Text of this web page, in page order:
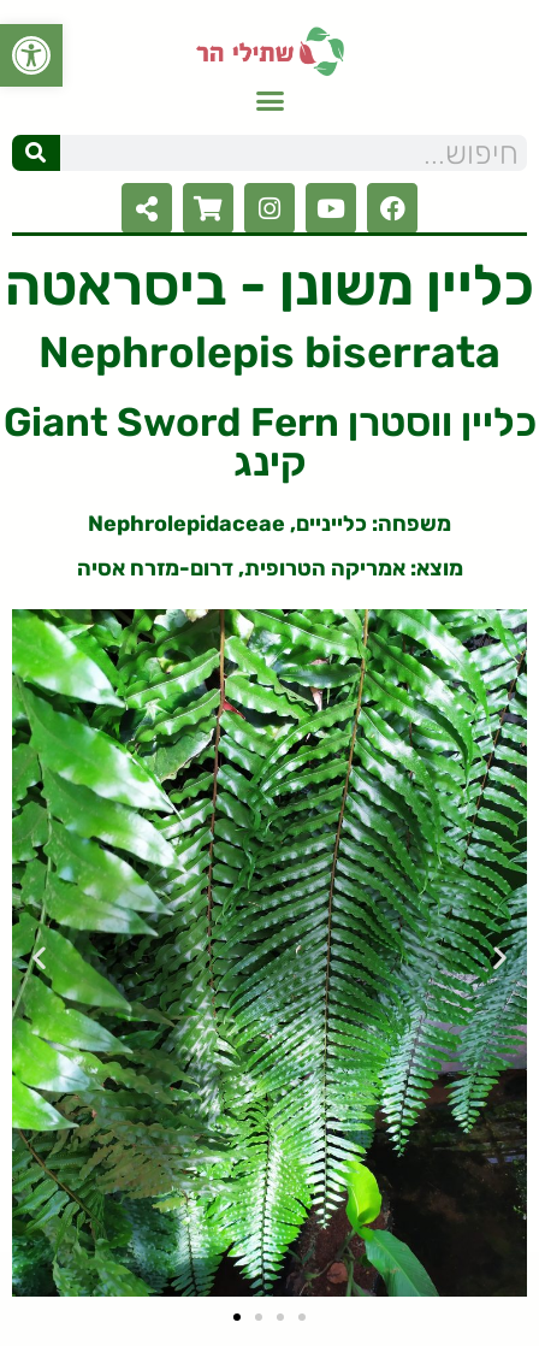
פתח
כליין משונן - ביסראטה
Nephrolepis biserrata
Giant Sword Fern כליין ווסטרן
קינג
משפחה: כלייניים, Nephrolepidaceae
מוצא: אמריקה הטרופית, דרום-מזרח אסיה